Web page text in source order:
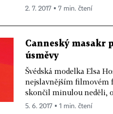
2. 7. 2017 ▪ 7 min. čtení
Canneský masakr
úsměvy
Švédská modelka Elsa
nejslavnějším filmovém
skončil minulou neděli,
5. 6. 2017 ▪ 1 min. čtení